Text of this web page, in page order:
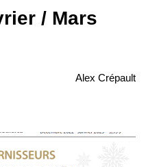
/ Mars
Alex Crépault